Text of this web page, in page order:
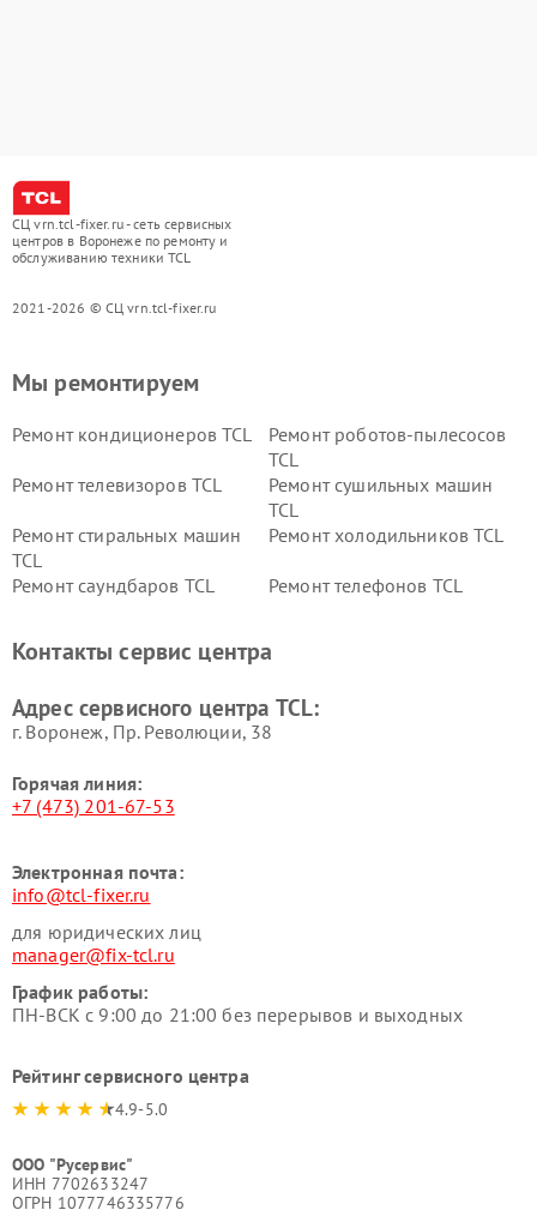
СЦ vrn.tcl-fixer.ru - сеть сервисных
центров в Воронеже по ремонту и
обслуживанию техники TCL
2021-2026 © СЦ vrn.tcl-fixer.ru
Мы ремонтируем
Ремонт кондиционеров TCL
Ремонт роботов-пылесосов
TCL
Ремонт телевизоров TCL
Ремонт сушильных машин
TCL
Ремонт стиральных машин
TCL
Ремонт холодильников TCL
Ремонт саундбаров TCL Ремонт телефонов TCL
Контакты сервис центра
Адрес сервисного центра TCL:
г. Воронеж, Пр. Революции, 38
Горячая линия:
+7 (473) 201-67-53
Электронная почта:
info@tcl-fixer.ru
для юридических лиц
manager@fix-tcl.ru
График работы:
ПН-ВСК с 9:00 до 21:00 без перерывов и выходных
Рейтинг сервисного центра
4.9-5.0
ООО "Русервис"
ИНН 7702633247
ОГРН 1077746335776